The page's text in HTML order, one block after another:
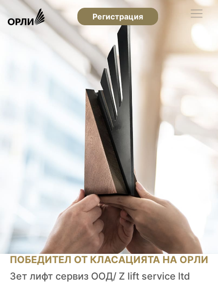
Регистрация
ПОБЕДИТЕЛ ОТ КЛАСАЦИЯТА НА ОРЛИ
Зет лифт сервиз ООД/ Z lift service ltd